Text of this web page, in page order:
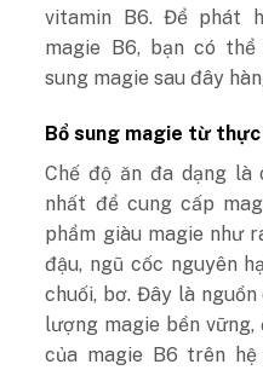
vitamin B6. Để phát
magie B6, bạn có
sung magie sau đây
Bổ sung magie từ thực
Chế độ ăn đa dạng là
nhất để cung cấp
phẩm giàu magie như
đậu, ngũ cốc nguyên
chuối, bơ.Đây là
lượng magie bền
của magie B6 trên